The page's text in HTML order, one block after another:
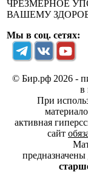
ЧРЕЗМЕРНОЕ
ВАШЕМУ
Мы в соц. сетях:
© Бир.рф 2026 -
в
При
активная
сайт
предназначены